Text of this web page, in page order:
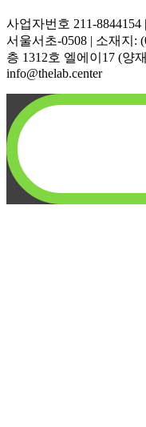
사업자번호 211-
서울서초-0508 | 소재지:
층 1312호 엘에이17 (양
info@thelab.center